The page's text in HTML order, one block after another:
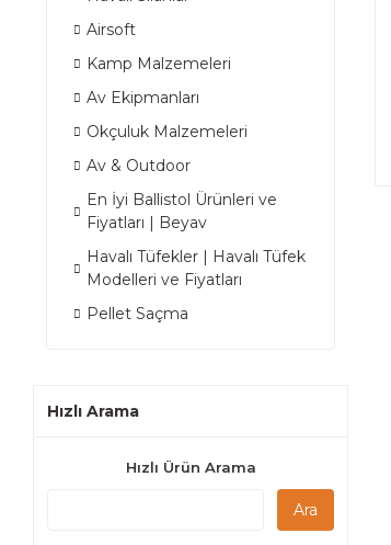
Airsoft
Kamp Malzemeleri
Av Ekipmanları
Okçuluk Malzemeleri
Av & Outdoor
En İyi Ballistol Ürünleri ve
Fiyatları | Beyav
Havalı Tüfekler | Havalı Tüfek
Modelleri ve Fiyatları
Pellet Saçma
Hızlı Arama
Hızlı Ürün Arama
Ara